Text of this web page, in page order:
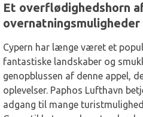
Et overflødighedshorn
overnatningsmuligheder
Cypern har længe været et
fantastiske landskaber og
genopblussen af denne appel,
oplevelser. Paphos Lufthavn
adgang til mange